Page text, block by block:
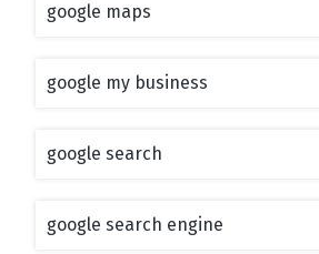
google maps
google my business
google search
google search engine